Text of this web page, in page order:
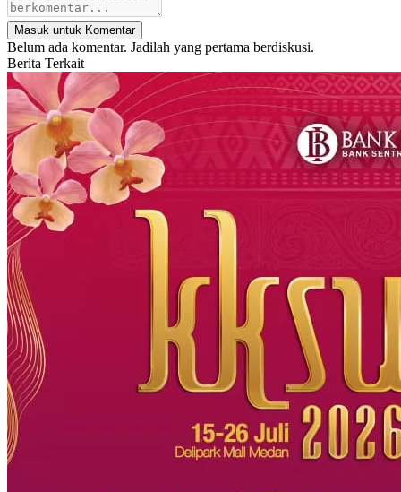
Masuk untuk Komentar
Belum ada komentar. Jadilah yang pertama berdiskusi.
Berita Terkait